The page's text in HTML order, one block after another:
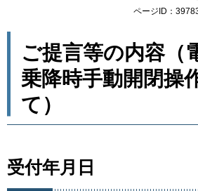
ページID：
ご提言等の内容（
乗降時手動開閉操
て）
受付年月日